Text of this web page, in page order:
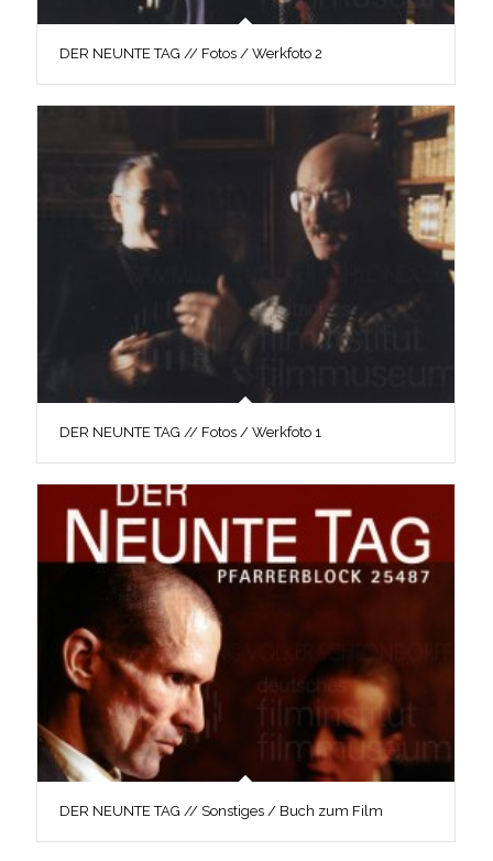
DER NEUNTE TAG // Fotos / Werkfoto 2
DER NEUNTE TAG // Fotos / Werkfoto 1
DER NEUNTE TAG // Sonstiges / Buch zum Film